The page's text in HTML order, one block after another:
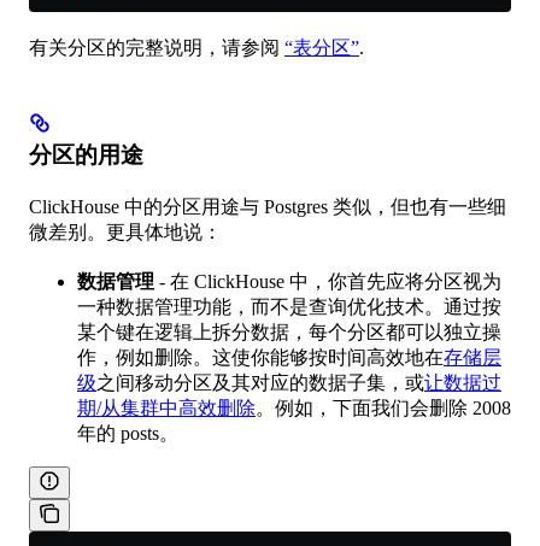
有关分区的完整说明，请参阅 “表分区”.
分区的用途
ClickHouse 中的分区用途与 Postgres 类似，但也有一些细
微差别。更具体地说：
数据管理 - 在 ClickHouse 中，你首先应将分区视为
一种数据管理功能，而不是查询优化技术。通过按
某个键在逻辑上拆分数据，每个分区都可以独立操
作，例如删除。这使你能够按时间高效地在存储层
级之间移动分区及其对应的数据子集，或让数据过
期/从集群中高效删除。例如，下面我们会删除 2008
年的 posts。